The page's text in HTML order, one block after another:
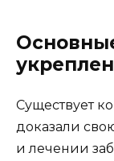
Существует
доказали
и лечении